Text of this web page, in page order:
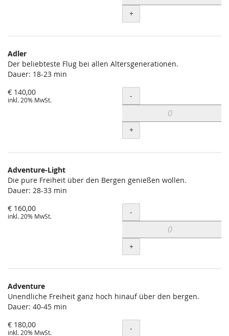
+
Adler
Der beliebteste Flug bei allen Altersgenerationen.
Dauer: 18-23 min
€ 140,00
inkl. 20% MwSt. Menge
-
+
Adventure-Light
Die pure Freiheit über den Bergen genießen wollen.
Dauer: 28-33 min
€ 160,00
inkl. 20% MwSt. Menge
-
+
Adventure
Unendliche Freiheit ganz hoch hinauf über den bergen.
Dauer: 40-45 min
€ 180,00
inkl. 20% MwSt. Menge
-